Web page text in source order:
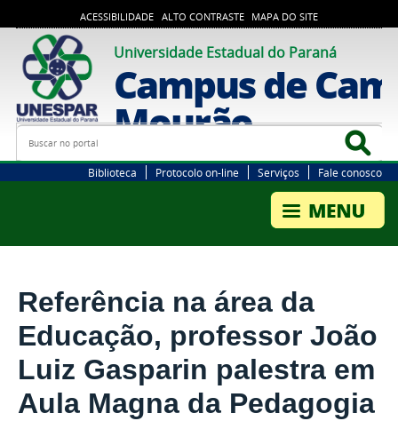
ACESSIBILIDADE ALTO CONTRASTE MAPA DO SITE
Universidade Estadual do Paraná
Campus de
Mourão
Busca
Biblioteca Protocolo on-line Serviços Fale conosco
Referência na área da
Educação, professor João
Luiz Gasparin palestra em
Aula Magna da Pedagogia